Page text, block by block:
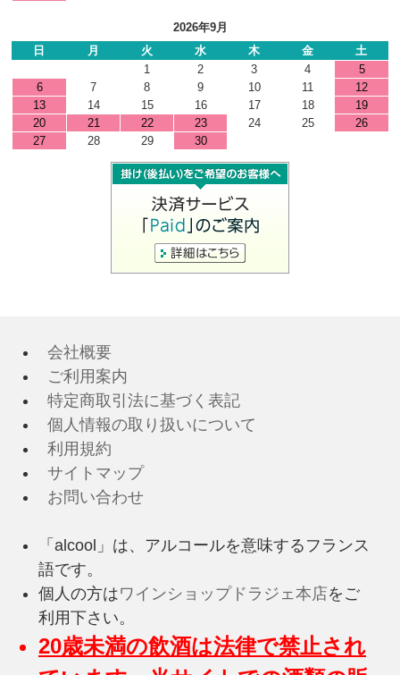
2026年9月
日
月 火 水 木 金
土
1
2 3 4
5
6
7 8 9 10 11
12
13
14 15 16 17 18
19
20
21 22 23 24 25
26
27
28 29 30
会社概要
ご利用案内
特定商取引法に基づく表記
個人情報の取り扱いについて
利用規約
サイトマップ
お問い合わせ
「alcool」は、アルコールを意味するフランス
語です。
個人の方はワインショップドラジェ本店をご
利用下さい。
20歳未満の飲酒は法律で禁止され